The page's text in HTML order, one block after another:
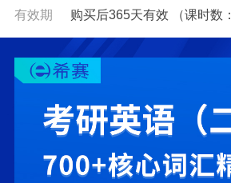
有效期
购买后365天有效 （课时数：